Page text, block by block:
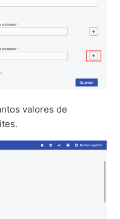
valores de